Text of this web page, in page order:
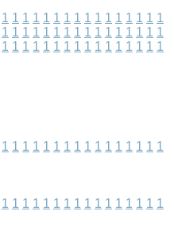
1 1 1 1 1 1 1 1 1 1 1 1 1 1 1 1
1 1 1 1 1 1 1 1 1 1 1 1 1 1 1 1
1 1 1 1 1 1 1 1 1 1 1 1 1 1 1 1
1 1 1 1 1 1 1 1 1 1 1 1 1 1 1 1
1 1 1 1 1 1 1 1 1 1 1 1 1 1 1 1